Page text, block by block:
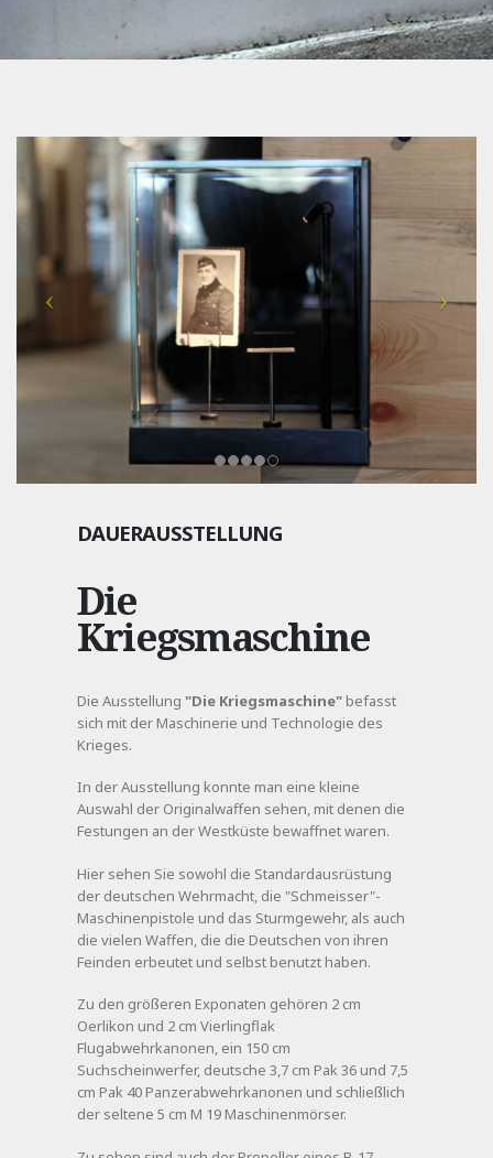
DAUERAUSSTELLUNG
Die
Kriegsmaschine
Die Ausstellung "Die Kriegsmaschine" befasst
sich mit der Maschinerie und Technologie des
Krieges.
In der Ausstellung konnte man eine kleine
Auswahl der Originalwaffen sehen, mit denen die
Festungen an der Westküste bewaffnet waren.
Hier sehen Sie sowohl die Standardausrüstung
der deutschen Wehrmacht, die "Schmeisser"-
Maschinenpistole und das Sturmgewehr, als auch
die vielen Waffen, die die Deutschen von ihren
Feinden erbeutet und selbst benutzt haben.
Zu den größeren Exponaten gehören 2 cm
Oerlikon und 2 cm Vierlingflak
Flugabwehrkanonen, ein 150 cm
Suchscheinwerfer, deutsche 3,7 cm Pak 36 und 7,5
cm Pak 40 Panzerabwehrkanonen und schließlich
der seltene 5 cm M 19 Maschinenmörser.